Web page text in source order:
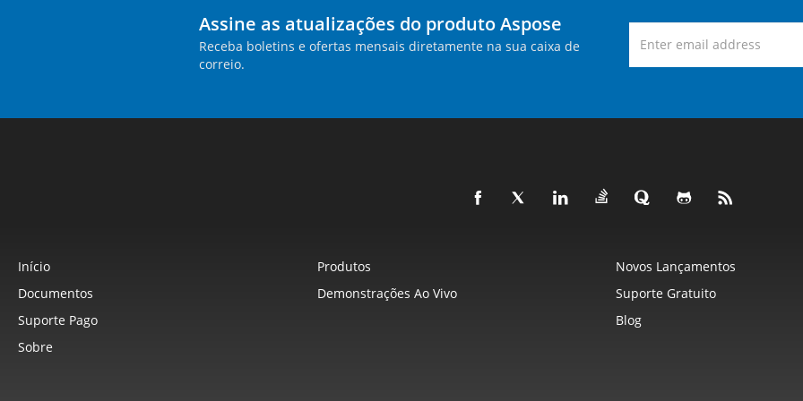
Assine as atualizações do produto Aspose
Receba boletins e ofertas mensais diretamente na sua caixa de
correio.
Início Produtos Novos Lançamentos
Documentos
Demonstrações Ao Vivo Suporte Gratuito
Suporte Pago
Blog
Sobre